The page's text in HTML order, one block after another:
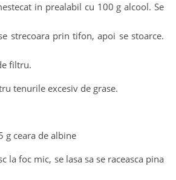
in prealabil cu 100 g alcool. Se
strecoara prin tifon, apoi se stoarce.
filtru.
tenurile excesiv de grase.
g ceara de albine
la foc mic, se lasa sa se raceasca pina